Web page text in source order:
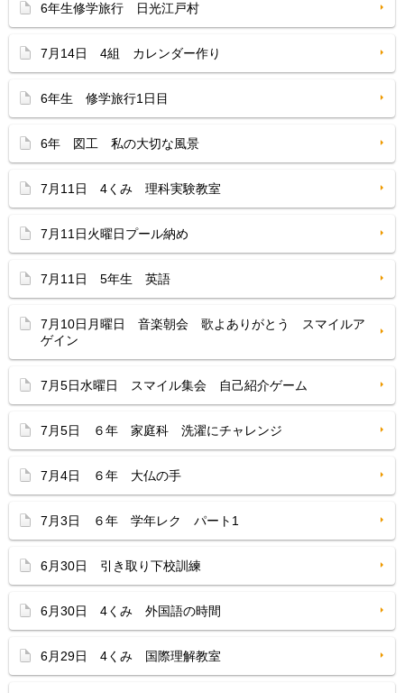
6年生修学旅行 日光江戸村
7月14日 4組 カレンダー作り
6年生 修学旅行1日目
6年 図工 私の大切な風景
7月11日 4くみ 理科実験教室
7月11日火曜日プール納め
7月11日 5年生 英語
7月10日月曜日 音楽朝会 歌よありがとう スマイルア
ゲイン
7月5日水曜日 スマイル集会 自己紹介ゲーム
7月5日 ６年 家庭科 洗濯にチャレンジ
7月4日 ６年 大仏の手
7月3日 ６年 学年レク パート1
6月30日 引き取り下校訓練
6月30日 4くみ 外国語の時間
6月29日 4くみ 国際理解教室